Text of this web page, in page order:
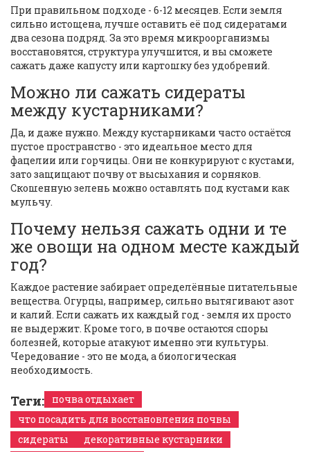
При правильном подходе - 6-12 месяцев. Если земля
сильно истощена, лучше оставить её под сидератами
два сезона подряд. За это время микроорганизмы
восстановятся, структура улучшится, и вы сможете
сажать даже капусту или картошку без удобрений.
Можно ли сажать сидераты
между кустарниками?
Да, и даже нужно. Между кустарниками часто остаётся
пустое пространство - это идеальное место для
фацелии или горчицы. Они не конкурируют с кустами,
зато защищают почву от высыхания и сорняков.
Скошенную зелень можно оставлять под кустами как
мульчу.
Почему нельзя сажать одни и те
же овощи на одном месте каждый
год?
Каждое растение забирает определённые питательные
вещества. Огурцы, например, сильно вытягивают азот
и калий. Если сажать их каждый год - земля их просто
не выдержит. Кроме того, в почве остаются споры
болезней, которые атакуют именно эти культуры.
Чередование - это не мода, а биологическая
необходимость.
Теги:
почва отдыхает
что посадить для восстановления почвы
сидераты
декоративные кустарники